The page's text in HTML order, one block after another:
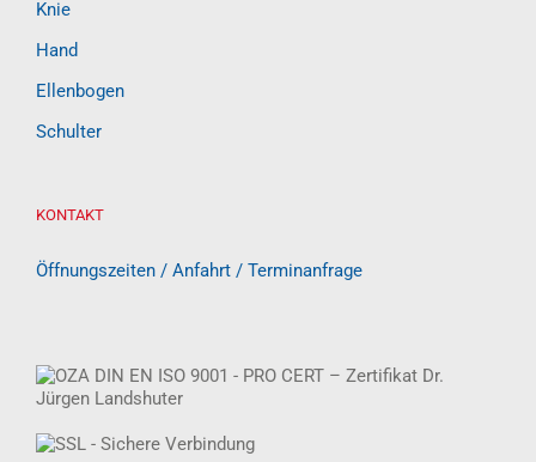
Knie
Hand
Ellenbogen
Schulter
KONTAKT
Öffnungszeiten / Anfahrt / Terminanfrage